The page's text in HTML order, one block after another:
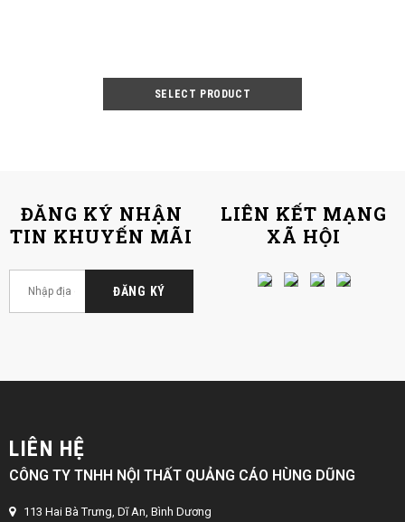
ĐĂNG KÝ NHẬN
TIN KHUYẾN MÃI
LIÊN KẾT MẠNG
XÃ HỘI
LIÊN HỆ
CÔNG TY TNHH NỘI THẤT QUẢNG CÁO HÙNG DŨNG
113 Hai Bà Trưng, Dĩ An, Bình Dương